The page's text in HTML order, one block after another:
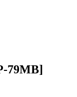
79MB]